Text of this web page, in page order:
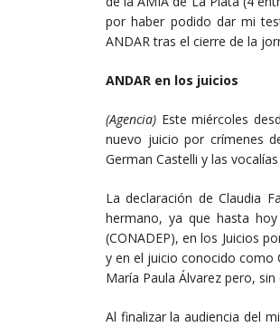
por haber podido dar mi
ANDAR tras el cierre de la
ANDAR en los juicios
(Agencia) Este miércoles
nuevo juicio por crímenes
German Castelli y las
La declaración de Claudia
hermano, ya que hasta
(CONADEP), en los Juicios
y en el juicio conocido como
María Paula Álvarez pero,
Al finalizar la audiencia del